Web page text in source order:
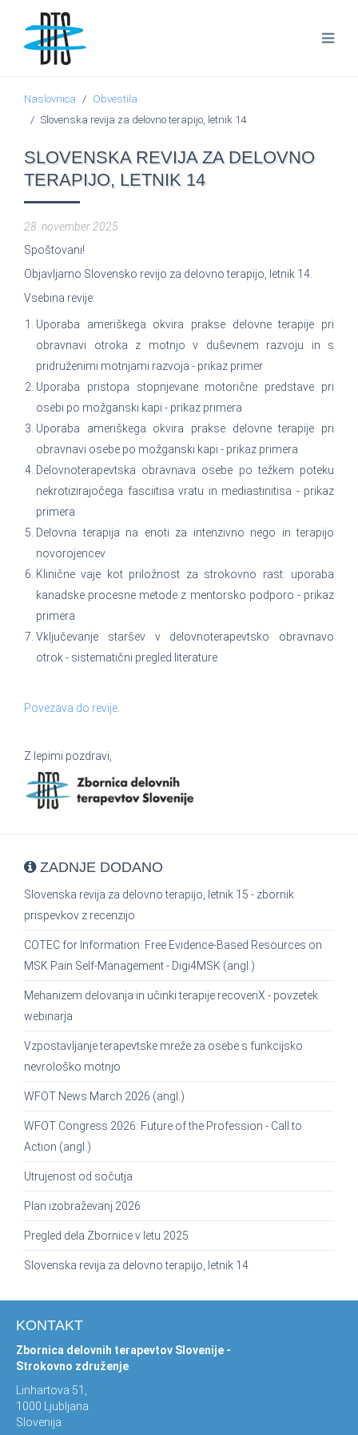
Naslovnica
Obvestila
Slovenska revija za delovno terapijo, letnik 14
SLOVENSKA REVIJA ZA DELOVNO
TERAPIJO, LETNIK 14
28. november 2025
Spoštovani!
Objavljamo Slovensko revijo za delovno terapijo, letnik 14.
Vsebina revije:
Uporaba ameriškega okvira prakse delovne terapije pri
obravnavi otroka z motnjo v duševnem razvoju in s
pridruženimi motnjami razvoja - prikaz primer
Uporaba pristopa stopnjevane motorične predstave pri
osebi po možganski kapi - prikaz primera
Uporaba ameriškega okvira prakse delovne terapije pri
obravnavi osebe po možganski kapi - prikaz primera
Delovnoterapevtska obravnava osebe po težkem poteku
nekrotizirajočega fasciitisa vratu in mediastinitisa - prikaz
primera
Delovna terapija na enoti za intenzivno nego in terapijo
novorojencev
Klinične vaje kot priložnost za strokovno rast: uporaba
kanadske procesne metode z mentorsko podporo - prikaz
primera
Vključevanje staršev v delovnoterapevtsko obravnavo
otrok - sistematični pregled literature
Povezava do revije
Z lepimi pozdravi,
ZADNJE DODANO
Slovenska revija za delovno terapijo, letnik 15 - zbornik
prispevkov z recenzijo
COTEC for Information: Free Evidence-Based Resources on
MSK Pain Self-Management - Digi4MSK (angl.)
Mehanizem delovanja in učinki terapije recoveriX - povzetek
webinarja
Vzpostavljanje terapevtske mreže za osebe s funkcijsko
nevrološko motnjo
WFOT News March 2026 (angl.)
WFOT Congress 2026: Future of the Profession - Call to
Action (angl.)
Utrujenost od sočutja
Plan izobraževanj 2026
Pregled dela Zbornice v letu 2025
Slovenska revija za delovno terapijo, letnik 14
KONTAKT
Zbornica delovnih terapevtov Slovenije -
Strokovno združenje
Linhartova 51,
1000 Ljubljana
Slovenija